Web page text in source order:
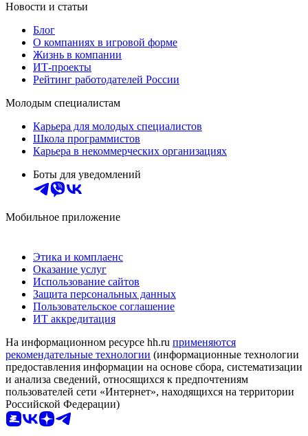
Новости и статьи
Блог
О компаниях в игровой форме
Жизнь в компании
ИТ-проекты
Рейтинг работодателей России
Молодым специалистам
Карьера для молодых специалистов
Школа программистов
Карьера в некоммерческих организациях
Боты для уведомлений
Мобильное приложение
Этика и комплаенс
Оказание услуг
Использование сайтов
Защита персональных данных
Пользовательское соглашение
ИТ аккредитация
На информационном ресурсе hh.ru применяются
рекомендательные технологии (информационные технологии
предоставления информации на основе сбора, систематизации
и анализа сведений, относящихся к предпочтениям
пользователей сети «Интернет», находящихся на территории
Российской Федерации)